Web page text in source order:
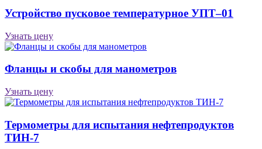
Устройство пусковое температурное УПТ–01
Узнать цену
Фланцы и скобы для манометров
Узнать цену
Термометры для испытания нефтепродуктов
ТИН-7